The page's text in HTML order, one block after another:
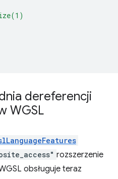
dereferencji
WGSL
rozszerzenie
obsługuje teraz